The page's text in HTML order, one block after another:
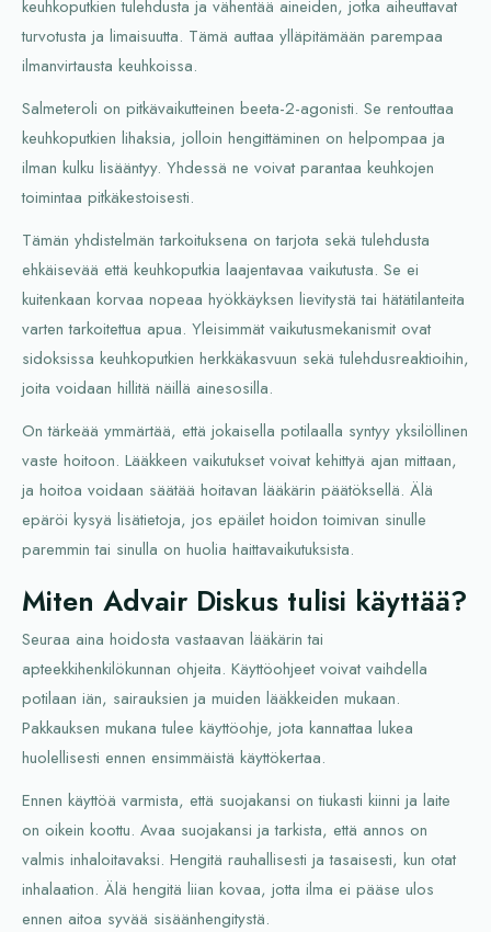
keuhkoputkien tulehdusta ja vähentää aineiden, jotka aiheuttavat
turvotusta ja limaisuutta. Tämä auttaa ylläpitämään parempaa
ilmanvirtausta keuhkoissa.
Salmeteroli on pitkävaikutteinen beeta-2-agonisti. Se rentouttaa
keuhkoputkien lihaksia, jolloin hengittäminen on helpompaa ja
ilman kulku lisääntyy. Yhdessä ne voivat parantaa keuhkojen
toimintaa pitkäkestoisesti.
Tämän yhdistelmän tarkoituksena on tarjota sekä tulehdusta
ehkäisevää että keuhkoputkia laajentavaa vaikutusta. Se ei
kuitenkaan korvaa nopeaa hyökkäyksen lievitystä tai hätätilanteita
varten tarkoitettua apua. Yleisimmät vaikutusmekanismit ovat
sidoksissa keuhkoputkien herkkäkasvuun sekä tulehdusreaktioihin,
joita voidaan hillitä näillä ainesosilla.
On tärkeää ymmärtää, että jokaisella potilaalla syntyy yksilöllinen
vaste hoitoon. Lääkkeen vaikutukset voivat kehittyä ajan mittaan,
ja hoitoa voidaan säätää hoitavan lääkärin päätöksellä. Älä
epäröi kysyä lisätietoja, jos epäilet hoidon toimivan sinulle
paremmin tai sinulla on huolia haittavaikutuksista.
Miten Advair Diskus tulisi käyttää?
Seuraa aina hoidosta vastaavan lääkärin tai
apteekkihenkilökunnan ohjeita. Käyttöohjeet voivat vaihdella
potilaan iän, sairauksien ja muiden lääkkeiden mukaan.
Pakkauksen mukana tulee käyttöohje, jota kannattaa lukea
huolellisesti ennen ensimmäistä käyttökertaa.
Ennen käyttöä varmista, että suojakansi on tiukasti kiinni ja laite
on oikein koottu. Avaa suojakansi ja tarkista, että annos on
valmis inhaloitavaksi. Hengitä rauhallisesti ja tasaisesti, kun otat
inhalaation. Älä hengitä liian kovaa, jotta ilma ei pääse ulos
ennen aitoa syvää sisäänhengitystä.